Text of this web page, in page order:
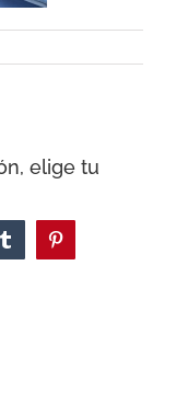
elige tu
TumblrPinterest